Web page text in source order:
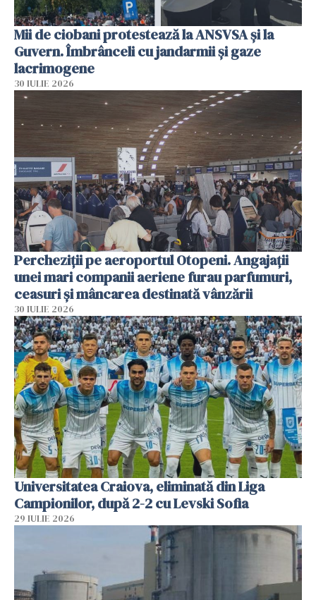
Mii de ciobani protestează la ANSVSA și la
Guvern. Îmbrânceli cu jandarmii și gaze
lacrimogene
30 IULIE 2026
Percheziții pe aeroportul Otopeni. Angajații
unei mari companii aeriene furau parfumuri,
ceasuri și mâncarea destinată vânzării
30 IULIE 2026
Universitatea Craiova, eliminată din Liga
Campionilor, după 2-2 cu Levski Sofia
29 IULIE 2026